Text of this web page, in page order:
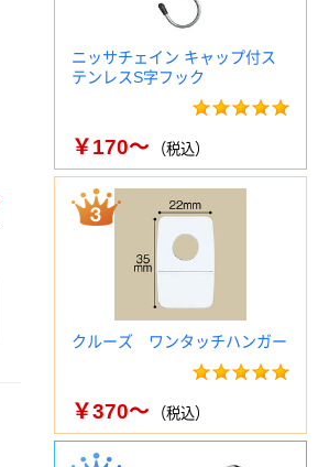
ニッサチェイン キャップ付ス
テンレスS字フック
￥170～ （税込）
クルーズ ワンタッチハンガー
￥370～ （税込）